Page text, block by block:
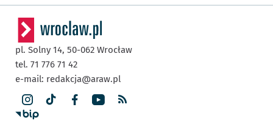
pl. Solny 14, 50-062 Wrocław
tel. 71 776 71 42
e-mail: redakcja@araw.pl